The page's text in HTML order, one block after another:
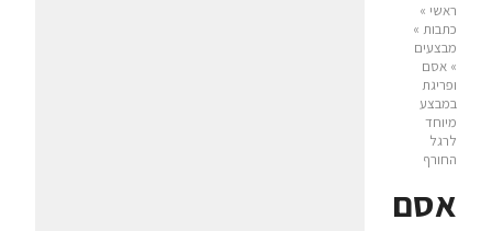
ראשי »
כתבות »
מבצעים
» אסם
ופריגת
במבצע
מיוחד
לרגל
החורף
אסם